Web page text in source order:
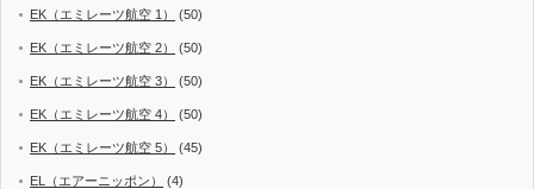
EK（エミレーツ航空 1） (50)
EK（エミレーツ航空 2） (50)
EK（エミレーツ航空 3） (50)
EK（エミレーツ航空 4） (50)
EK（エミレーツ航空 5） (45)
EL（エアーニッポン） (4)